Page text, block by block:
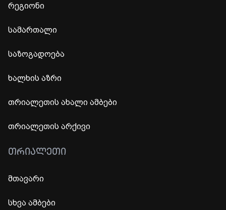
რეგიონი
სამართალი
საზოგადოება
ხალხის აზრი
თრიალეთის ახალი ამბები
თრიალეთის არქივი
ᲗᲠᲘᲐᲚᲔᲗᲘ
მთავარი
სხვა ამბები